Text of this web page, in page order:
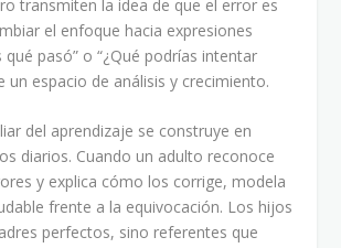
transmiten la idea de que el error es
el enfoque hacia expresiones
pasó” o “¿Qué podrías intentar
un espacio de análisis y crecimiento.
del aprendizaje se construye en
diarios. Cuando un adulto reconoce
y explica cómo los corrige, modela
frente a la equivocación. Los hijos
perfectos, sino referentes que